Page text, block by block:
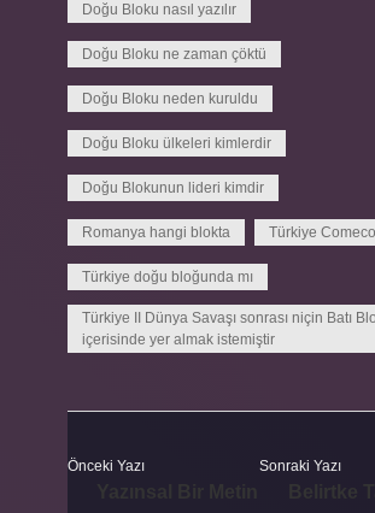
Doğu Bloku nasıl yazılır
Doğu Bloku ne zaman çöktü
Doğu Bloku neden kuruldu
Doğu Bloku ülkeleri kimlerdir
Doğu Blokunun lideri kimdir
Romanya hangi blokta Türkiye
Türkiye doğu bloğunda mı
Türkiye II Dünya Savaşı sonrası niçin Batı
içerisinde yer almak istemiştir
Önceki Yazı Sonraki Yazı